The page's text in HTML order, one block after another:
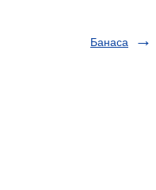
Банаса